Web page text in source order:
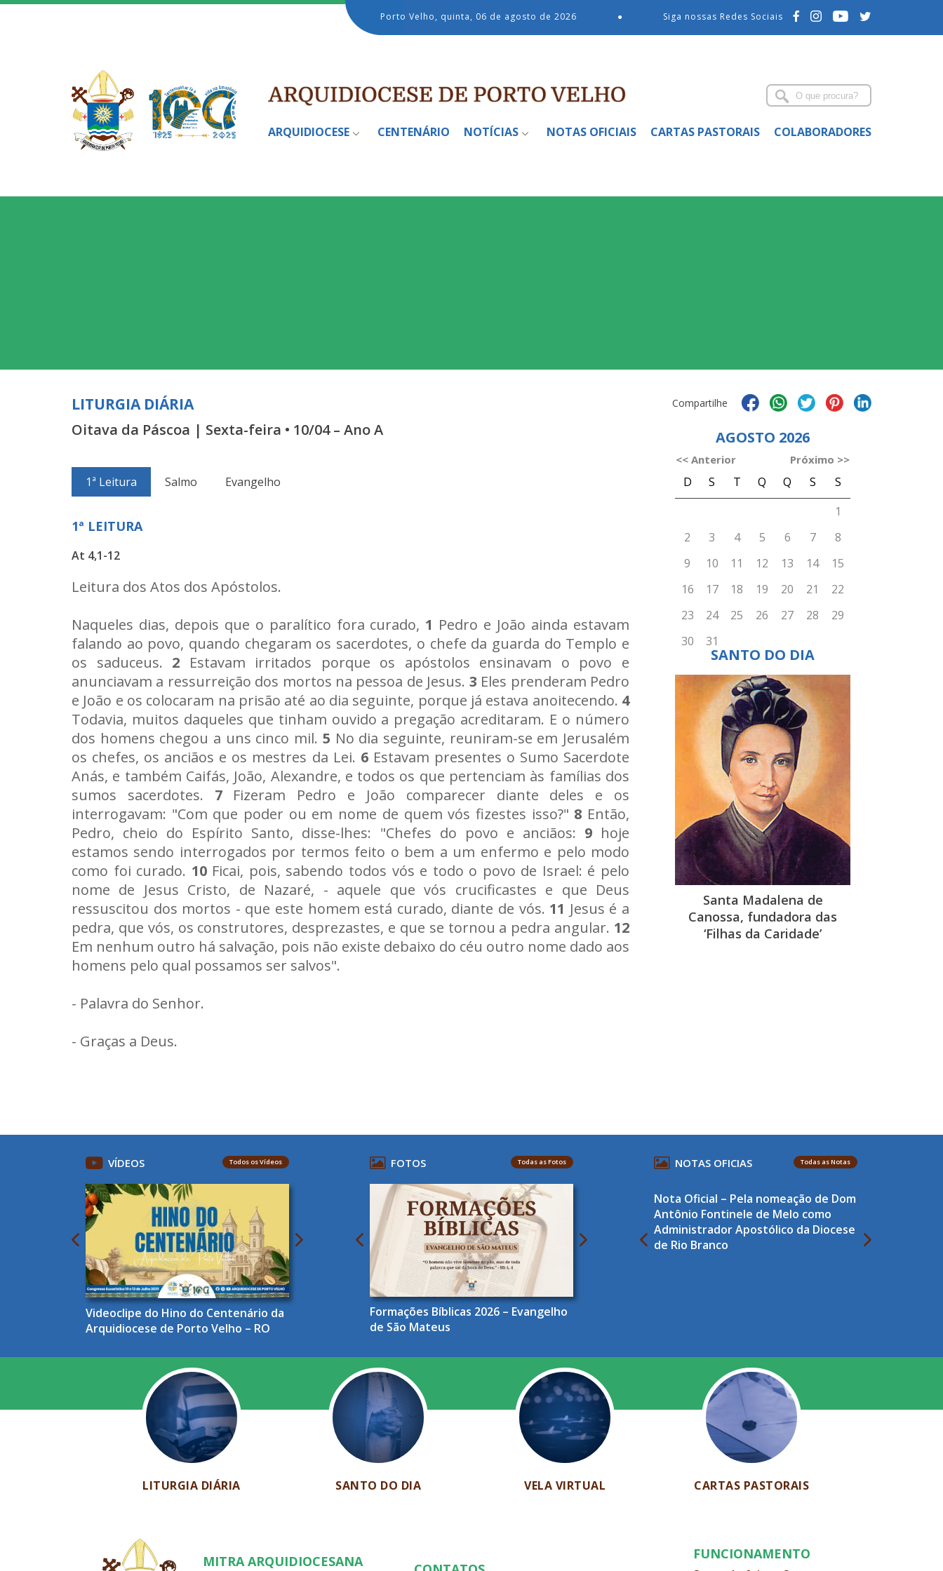
Porto Velho, quinta, 06 de agosto de 2026 ● Siga nossas Redes Sociais
ARQUIDIOCESE CENTENÁRIO NOTÍCIAS NOTAS OFICIAIS CARTAS PASTORAIS COLABORADORES
LITURGIA DIÁRIA Compartilhe
Oitava da Páscoa | Sexta-feira • 10/04 – Ano A
1ª Leitura Salmo Evangelho
1ª LEITURA
At 4,1-12
Leitura dos Atos dos Apóstolos.
Naqueles dias, depois que o paralítico fora curado, 1 Pedro e João ainda estavam
falando ao povo, quando chegaram os sacerdotes, o chefe da guarda do Templo e
os saduceus. 2 Estavam irritados porque os apóstolos ensinavam o povo e
anunciavam a ressurreição dos mortos na pessoa de Jesus. 3 Eles prenderam Pedro
e João e os colocaram na prisão até ao dia seguinte, porque já estava anoitecendo. 4
Todavia, muitos daqueles que tinham ouvido a pregação acreditaram. E o número
dos homens chegou a uns cinco mil. 5 No dia seguinte, reuniram-se em Jerusalém
os chefes, os anciãos e os mestres da Lei. 6Estavam presentes o Sumo Sacerdote
Anás, e também Caifás, João, Alexandre, e todos os que pertenciam às famílias dos
sumos sacerdotes. 7Fizeram Pedro e João comparecer diante deles e os
interrogavam: "Com que poder ou em nome de quem vós fizestes isso?" 8 Então,
Pedro, cheio do Espírito Santo, disse-lhes: "Chefes do povo e anciãos: 9hoje
estamos sendo interrogados por termos feito o bem a um enfermo e pelo modo
como foi curado. 10Ficai, pois, sabendo todos vós e todo o povo de Israel: é pelo
nome de Jesus Cristo, de Nazaré, - aquele que vós crucificastes e que Deus
ressuscitou dos mortos - que este homem está curado, diante de vós. 11 Jesus é a
pedra, que vós, os construtores, desprezastes, e que se tornou a pedra angular. 12
Em nenhum outro há salvação, pois não existe debaixo do céu outro nome dado aos
homens pelo qual possamos ser salvos".
- Palavra do Senhor.
- Graças a Deus.
SANTO DO DIA
Santa Madalena de
Canossa, fundadora das
‘Filhas da Caridade’
VÍDEOS Todos os Vídeos
Videoclipe do Hino do Centenário da
Arquidiocese de Porto Velho – RO
FOTOS Todas as Fotos
Formações Bíblicas 2026 – Evangelho
de São Mateus
NOTAS OFICIAS Todas as Notas
Nota Oficial – Pela nomeação de Dom
Antônio Fontinele de Melo como
Administrador Apostólico da Diocese
de Rio Branco
LITURGIA DIÁRIA SANTO DO DIA VELA VIRTUAL CARTAS PASTORAIS
MITRA ARQUIDIOCESANA FUNCIONAMENTO